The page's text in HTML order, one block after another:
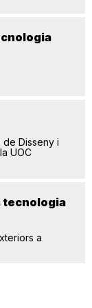
Disseny i
UOC
tecnologia
a